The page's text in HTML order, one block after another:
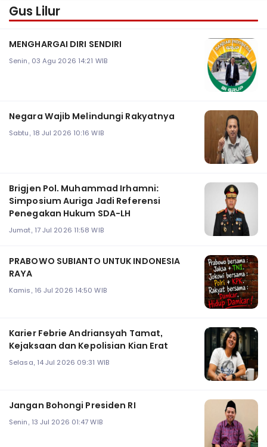
Gus Lilur
MENGHARGAI DIRI SENDIRI
Senin, 03 Agu 2026 14:21 WIB
Negara Wajib Melindungi Rakyatnya
Sabtu, 18 Jul 2026 10:16 WIB
Brigjen Pol. Muhammad Irhamni:
Simposium Auriga Jadi Referensi
Penegakan Hukum SDA-LH
Jumat, 17 Jul 2026 11:58 WIB
PRABOWO SUBIANTO UNTUK INDONESIA
RAYA
Kamis, 16 Jul 2026 14:50 WIB
Karier Febrie Andriansyah Tamat,
Kejaksaan dan Kepolisian Kian Erat
Selasa, 14 Jul 2026 09:31 WIB
Jangan Bohongi Presiden RI
Senin, 13 Jul 2026 01:47 WIB